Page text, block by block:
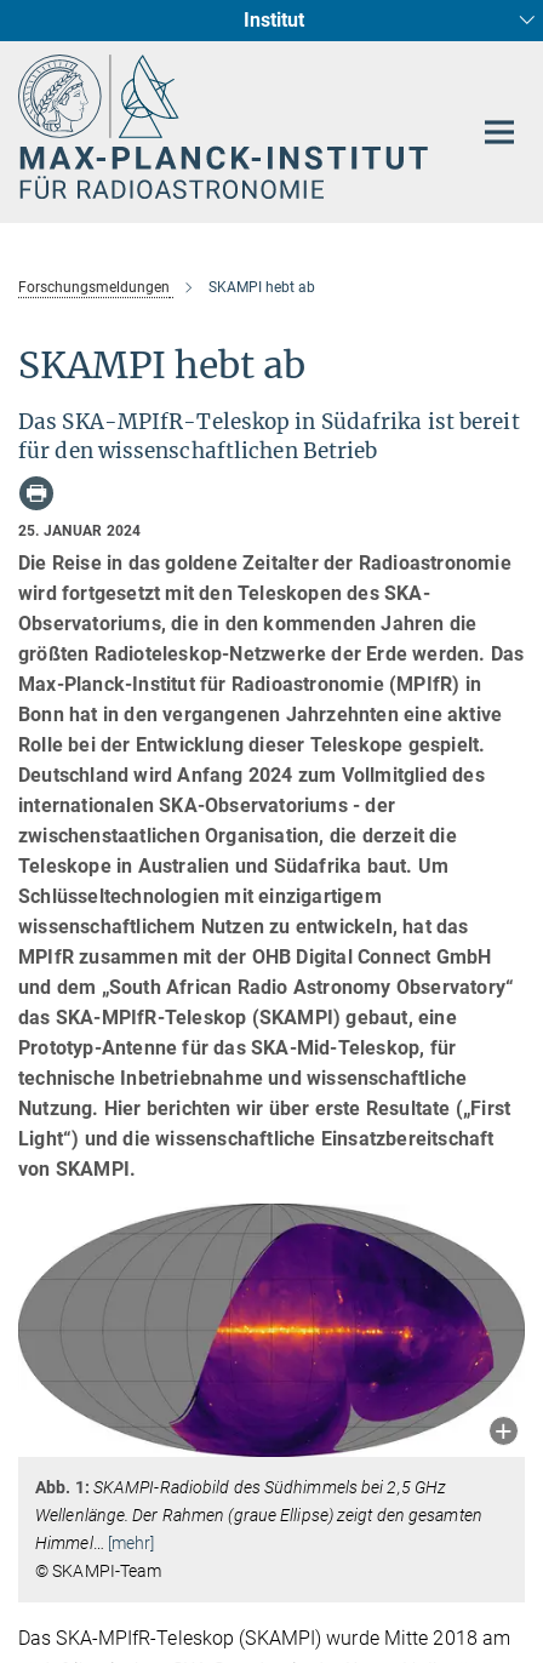
Institut
Radioastronomische Fundamentalphysik
Sternentstehung und Galaxienentwicklung
Forschungsmeldungen SKAMPI hebt ab
SKAMPI hebt ab
Das SKA-MPIfR-Teleskop in Südafrika ist bereit
für den wissenschaftlichen Betrieb
25. JANUAR 2024
Die Reise in das goldene Zeitalter der Radioastronomie
wird fortgesetzt mit den Teleskopen des SKA-
Observatoriums, die in den kommenden Jahren die
größten Radioteleskop-Netzwerke der Erde werden. Das
Max-Planck-Institut für Radioastronomie (MPIfR) in
Bonn hat in den vergangenen Jahrzehnten eine aktive
Rolle bei der Entwicklung dieser Teleskope gespielt.
Deutschland wird Anfang 2024 zum Vollmitglied des
internationalen SKA-Observatoriums - der
zwischenstaatlichen Organisation, die derzeit die
Teleskope in Australien und Südafrika baut. Um
Schlüsseltechnologien mit einzigartigem
wissenschaftlichem Nutzen zu entwickeln, hat das
MPIfR zusammen mit der OHB Digital Connect GmbH
und dem „South African Radio Astronomy Observatory“
das SKA-MPIfR-Teleskop (SKAMPI) gebaut, eine
Prototyp-Antenne für das SKA-Mid-Teleskop, für
technische Inbetriebnahme und wissenschaftliche
Nutzung. Hier berichten wir über erste Resultate („First
Light“) und die wissenschaftliche Einsatzbereitschaft
von SKAMPI.
Abb. 1: SKAMPI-Radiobild des Südhimmels bei 2,5 GHz
Wellenlänge. Der Rahmen (graue Ellipse) zeigt den gesamten
Himmel…
[mehr]
© SKAMPI-Team
Das SKA-MPIfR-Teleskop (SKAMPI) wurde Mitte 2018 am